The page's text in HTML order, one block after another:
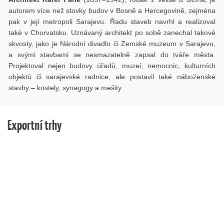
autorem více než stovky budov v Bosně a Hercegovině, zejména
pak v její metropoli Sarajevu. Řadu staveb navrhl a realizoval
také v Chorvatsku. Uznávaný architekt po sobě zanechal takové
skvosty, jako je Národní divadlo či Zemské muzeum v Sarajevu,
a svými stavbami se nesmazatelně zapsal do tváře města.
Projektoval nejen budovy úřadů, muzeí, nemocnic, kulturních
objektů či sarajevské radnice, ale postavil také náboženské
stavby – kostely, synagogy a mešity.
Exportní trhy